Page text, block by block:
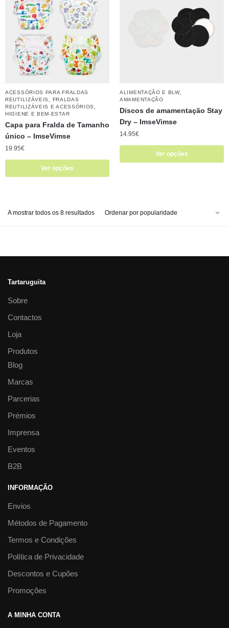
ACESSÓRIOS PARA FRALDAS
REUTILIZÁVEIS
FRALDAS
REUTILIZÁVEIS E ACESSÓRIOS
HIGIENE E BEM-ESTAR
Capa para Fralda de Tamanho
único – ​​ImseVimse
19.95€
Ver opções
ALIMENTAÇÃO E BLW,
AMAMENTAÇÃO
Discos de amamentação Stay
Dry – ​​ImseVimse
14.95€
Ver opções
A mostrar todos os 8 resultados
Tartaruguita
Sobre
Contactos
Loja
Produtos
Blog
Marcas
Parcerias
Prémios
Imprensa
Eventos
B2B
INFORMAÇÃO
Envios
Métodos de Pagamento
Termos e Condições
Política de Privacidade
Descontos e Cupões
Promoções
A MINHA CONTA